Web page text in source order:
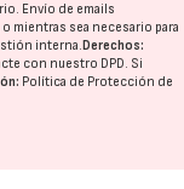
Envío de emails
mientras sea necesario para
interna. Derechos:
con nuestro DPD. Si
Política de Protección de